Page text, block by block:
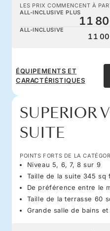
LES PRIX COMMENCENT À
ALL-INCLUSIVE PLUS
11
ALL-INCLUSIVE
11
ÉQUIPEMENTS ET
CARACTÉRISTIQUES
SUPERIOR
SUITE
POINTS FORTS DE LA
Niveau 5, 6, 7, 8 sur 9
Taille de la suite 345 sq
De préférence entre le
Taille de la terrasse 60
Grande salle de bains